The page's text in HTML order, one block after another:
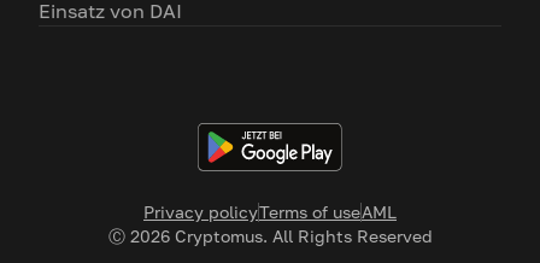
Privacy policyTerms of useAML
Ⓒ 2026Cryptomus. All Rights Reserved
Einsatz von DAI